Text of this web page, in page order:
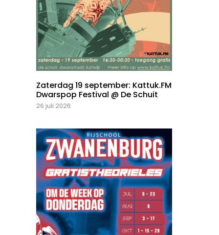
Zaterdag 19 september: Kattuk.FM
Dwarspop Festival @ De Schuit
26 juli 2026